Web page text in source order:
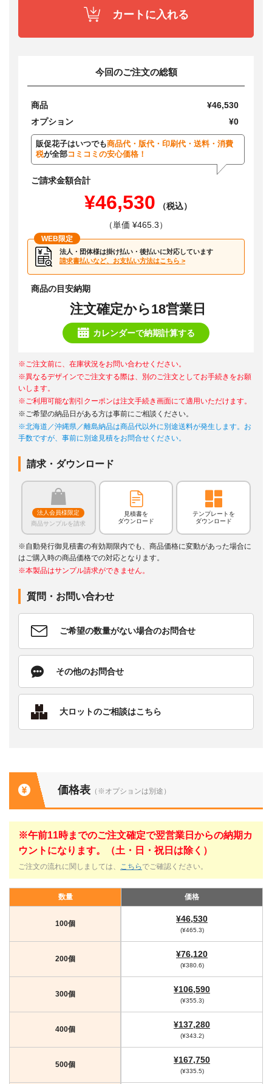
カートに入れる
今回のご注文の総額
商品
¥46,530
オプション
¥0
販促花子はいつでも商品代・版代・印刷代・送料・消費
税が全部コミコミの安心価格！
ご請求金額合計
¥46,530
（税込）
（単価 ¥465.3）
WEB限定
法人・団体様は掛け払い・後払いに対応しています
請求書払いなど、お支払い方法はこちら >
商品の目安納期
注文確定から18営業日
カレンダーで納期計算する
※ご注文前に、在庫状況をお問い合わせください。
※異なるデザインでご注文する際は、別のご注文としてお手続きをお願
いします。
※ご利用可能な割引クーポンは注文手続き画面にて適用いただけます。
※ご希望の納品日がある方は事前にご相談ください。
※北海道／沖縄県／離島納品は商品代以外に別途送料が発生します。お
手数ですが、事前に別途見積をお問合せください。
請求・ダウンロード
法人会員様限定
商品サンプルを請求
見積書を
ダウンロード
テンプレートを
ダウンロード
※自動発行御見積書の有効期限内でも、商品価格に変動があった場合に
はご購入時の商品価格での対応となります。
※本製品はサンプル請求ができません。
質問・お問い合わせ
ご希望の数量がない場合のお問合せ
その他のお問合せ
大ロットのご相談はこちら
価格表 （※オプションは別途）
※午前11時までのご注文確定で翌営業日からの納期カ
ウントになります。（土・日・祝日は除く）
ご注文の流れに関しましては、 こちら でご確認ください。
数量 価格
100個 ¥46,530
(¥465.3)
200個 ¥76,120
(¥380.6)
300個 ¥106,590
(¥355.3)
400個 ¥137,280
(¥343.2)
500個 ¥167,750
(¥335.5)